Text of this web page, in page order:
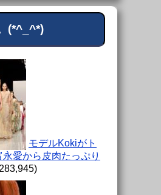
(*^_^*)
モデルKokiがト
愛から皮肉たっぷり